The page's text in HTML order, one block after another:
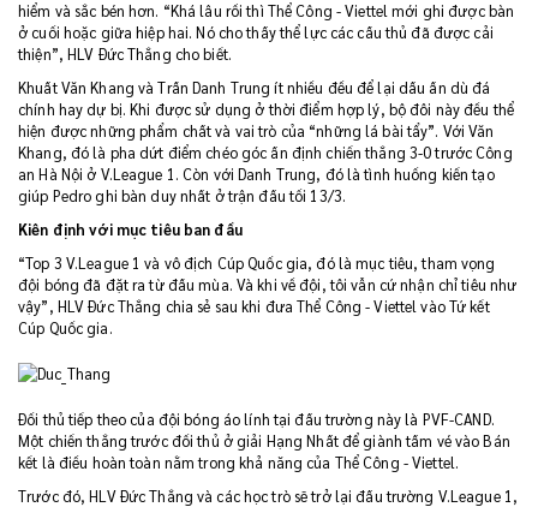
hiểm và sắc bén hơn. “Khá lâu rồi thì Thể Công - Viettel mới ghi được bàn
ở cuối hoặc giữa hiệp hai. Nó cho thấy thể lực các cầu thủ đã được cải
thiện”, HLV Đức Thắng cho biết.
Khuất Văn Khang và Trần Danh Trung ít nhiều đều để lại dấu ấn dù đá
chính hay dự bị. Khi được sử dụng ở thời điểm hợp lý, bộ đôi này đều thể
hiện được những phẩm chất và vai trò của “những lá bài tẩy”. Với Văn
Khang, đó là pha dứt điểm chéo góc ấn định chiến thắng 3-0 trước Công
an Hà Nội ở V.League 1. Còn với Danh Trung, đó là tình huống kiến tạo
giúp Pedro ghi bàn duy nhất ở trận đấu tối 13/3.
Kiên định với mục tiêu ban đầu
“Top 3 V.League 1 và vô địch Cúp Quốc gia, đó là mục tiêu, tham vọng
đội bóng đã đặt ra từ đầu mùa. Và khi về đội, tôi vẫn cứ nhận chỉ tiêu như
vậy”, HLV Đức Thắng chia sẻ sau khi đưa Thể Công - Viettel vào Tứ kết
Cúp Quốc gia.
Đối thủ tiếp theo của đội bóng áo lính tại đấu trường này là PVF-CAND.
Một chiến thắng trước đối thủ ở giải Hạng Nhất để giành tấm vé vào Bán
kết là điều hoàn toàn nằm trong khả năng của Thể Công - Viettel.
Trước đó, HLV Đức Thắng và các học trò sẽ trở lại đấu trường V.League 1,